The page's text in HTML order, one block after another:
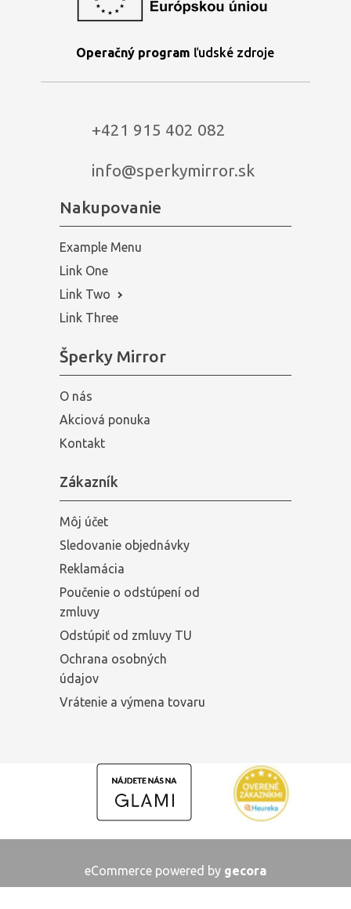
Operačný program ľudské zdroje
+421 915 402 082
info@sperkymirror.sk
Nakupovanie
Example Menu
Link One
Link Two
Link Three
Šperky Mirror
O nás
Akciová ponuka
Kontakt
Zákazník
Môj účet
Sledovanie objednávky
Reklamácia
Poučenie o odstúpení od
zmluvy
Odstúpiť od zmluvy TU
Ochrana osobných
údajov
Vrátenie a výmena tovaru
eCommerce powered by gecora